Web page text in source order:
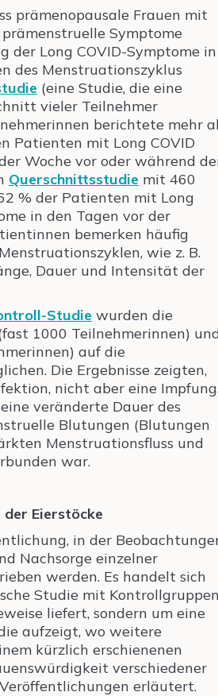
prämenopausale Frauen mit
Symptome
der Long COVID-Symptome in
des Menstruationszyklus
(eine Studie, die eine
vieler Teilnehmer
berichtete mehr
Patienten mit Long COVID
Woche vor oder während
Querschnittsstudie mit 460
% der Patienten mit Long
in den Tagen vor der
bemerken häufig
wie z. B.
Dauer und Intensität der
Studie wurden die
1000 Teilnehmerinnen)
auf die
Die Ergebnisse zeigten,
nicht aber eine Impfung,
veränderte Dauer des
Blutungen (Blutungen
Menstruationsfluss und
war.
Eierstöcke
in der
Nachsorge einzelner
werden. Es handelt sich
Studie mit
liefert, sondern um eine
aufzeigt, wo weitere
kürzlich erschienenen
verschiedener
erläutert.